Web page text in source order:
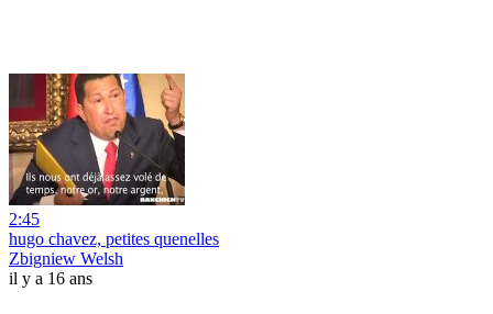
2:45
hugo chavez, petites quenelles
Zbigniew Welsh
il y a 16 ans